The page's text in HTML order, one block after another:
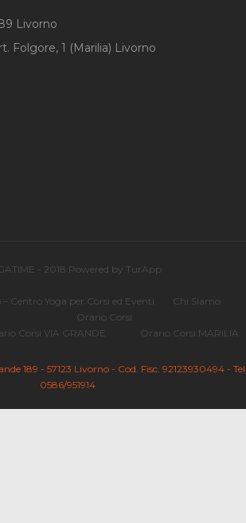
Livorno
Folgore, 1 (Marilia) Livorno
- 2018 Powered by TurApp
Centro Yoga per Corsi ed Eventi Chi Siamo
Orario Corsi
Corsi VIA GRANDE
Orario Corsi MARILIA
189 - 57123 Livorno - Cod. Fisc. 92123930494 - Tel
0586/951914